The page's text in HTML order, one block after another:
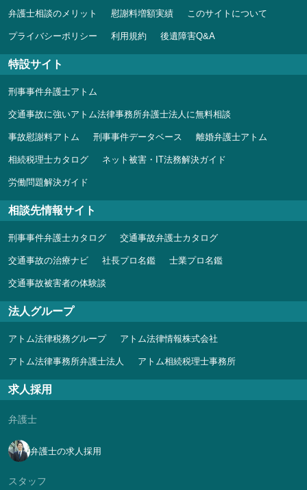
弁護士相談のメリット 慰謝料増額実績 このサイトについて
プライバシーポリシー 利用規約 後遺障害Q&A
特設サイト
刑事事件弁護士アトム
交通事故に強いアトム法律事務所弁護士法人に無料相談
事故慰謝料アトム 刑事事件データベース 離婚弁護士アトム
相続税理士カタログ ネット被害・IT法務解決ガイド
労働問題解決ガイド
相談先情報サイト
刑事事件弁護士カタログ 交通事故弁護士カタログ
交通事故の治療ナビ 社長プロ名鑑 士業プロ名鑑
交通事故被害者の体験談
法人グループ
アトム法律税務グループ アトム法律情報株式会社
アトム法律事務所弁護士法人 アトム相続税理士事務所
求人採用
弁護士
弁護士の求人採用
スタッフ